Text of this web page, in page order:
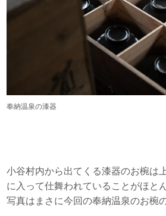
奉納温泉の漆器
小谷村内から出てくる漆器のお椀は
に入って仕舞われていることがほと
写真はまさに今回の奉納温泉のお椀